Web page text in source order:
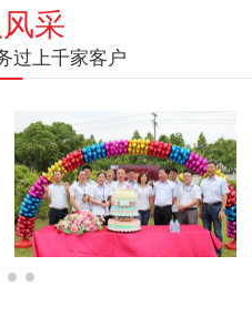
采
过上千家客户